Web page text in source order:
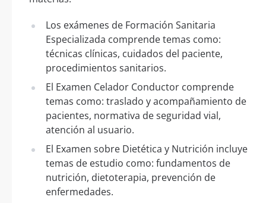
Los exámenes de Formación Sanitaria
Especializada comprende temas como:
técnicas clínicas, cuidados del paciente,
procedimientos sanitarios.
El Examen Celador Conductor comprende
temas como: traslado y acompañamiento de
pacientes, normativa de seguridad vial,
atención al usuario.
El Examen sobre Dietética y Nutrición incluye
temas de estudio como: fundamentos de
nutrición, dietoterapia, prevención de
enfermedades.